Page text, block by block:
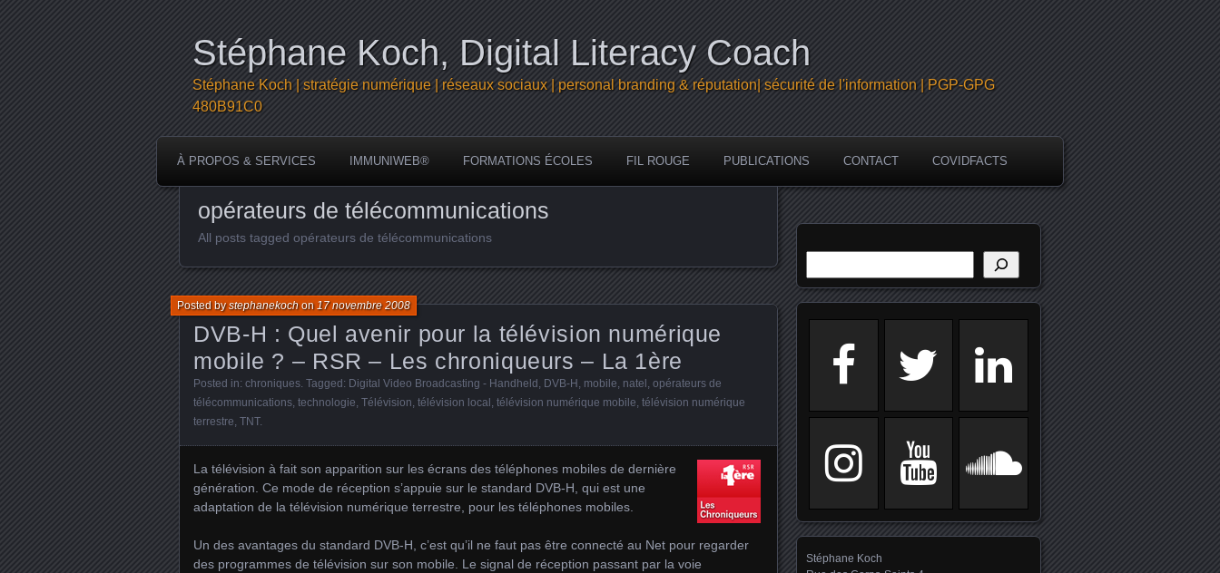
Stéphane Koch, Digital Literacy Coach
Stéphane Koch | stratégie numérique | réseaux sociaux | personal branding & réputation| sécurité de l'information | PGP-GPG
480B91C0
À PROPOS & SERVICES IMMUNIWEB® FORMATIONS ÉCOLES FIL ROUGE PUBLICATIONS CONTACT COVIDFACTS
opérateurs de télécommunications
All posts tagged opérateurs de télécommunications
DVB-H : Quel avenir pour la télévision numérique
mobile ? – RSR – Les chroniqueurs – La 1ère
Posted bystephanekochon 17 novembre 2008
Posted in: chroniques . Tagged: Digital Video Broadcasting - Handheld DVB-H mobile natel opérateurs de
télécommunications technologie Télévision télévision local télévision numérique mobile télévision numérique
terrestre TNT.
La télévision à fait son apparition sur les écrans des téléphones mobiles de dernière
génération. Ce mode de réception s’appuie sur le standard DVB-H, qui est une
adaptation de la télévision numérique terrestre, pour les téléphones mobiles.
Un des avantages du standard DVB-H, c’est qu’il ne faut pas être connecté au Net pour regarder
des programmes de télévision sur son mobile. Le signal de réception passant par la voie
Stéphane Koch